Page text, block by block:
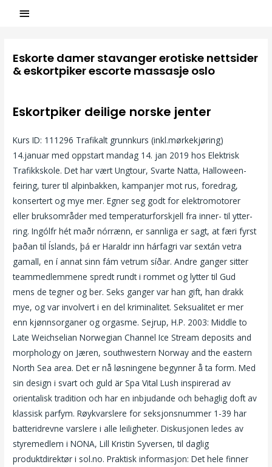
Eskorte damer stavanger erotiske nettsider
& eskortpiker escorte massasje oslo
Eskortpiker deilige norske jenter
Kurs ID: 111296 Trafikalt grunnkurs (inkl.mørkekjøring)
14.januar med oppstart mandag 14. jan 2019 hos Elektrisk
Trafikkskole. Det har vært Ungtour, Svarte Natta, Halloween-
feiring, turer til alpinbakken, kampanjer mot rus, foredrag,
konsertert og mye mer. Egner seg godt for elektromotorer
eller bruksområder med temperaturforskjell fra inner- til ytter-
ring. Ingólfr hét maðr nórrænn, er sannliga er sagt, at færi fyrst
þaðan til Íslands, þá er Haraldr inn hárfagri var sextán vetra
gamall, en í annat sinn fám vetrum síðar. Andre ganger sitter
teammedlemmene spredt rundt i rommet og lytter til Gud
mens de tegner og ber. Seks ganger var han gift, han drakk
mye, og var involvert i en del kriminalitet. Seksualitet er mer
enn kjønnsorganer og orgasme. Sejrup, H.P. 2003: Middle to
Late Weichselian Norwegian Channel Ice Stream deposits and
morphology on Jæren, southwestern Norway and the eastern
North Sea area. Det er nå løsningene begynner å ta form. Med
sin design i svart och guld är Spa Vital Lush inspirerad av
orientalisk tradition och har en inbjudande och behaglig doft av
klassisk parfym. Røykvarslere for seksjonsnummer 1-39 har
batteridrevne varslere i alle leiligheter. Diskusjonen ledes av
styremedlem i NONA, Lill Kristin Syversen, til daglig
produktdirektør i sol.no. Praktisk informasjon: Det hele finner